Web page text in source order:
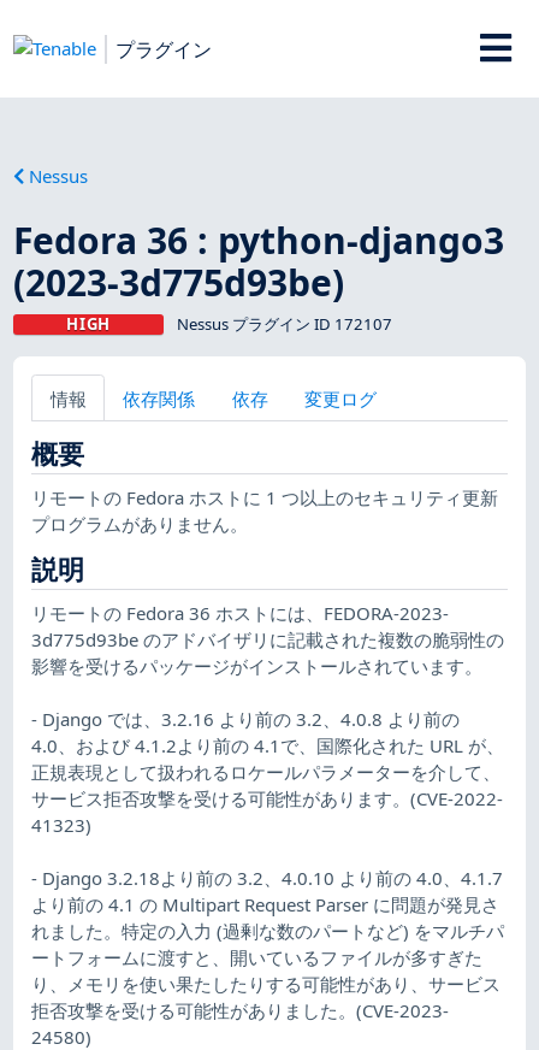
プラグイン
Nessus
Fedora 36 : python-django3
(2023-3d775d93be)
HIGH Nessus プラグイン ID 172107
情報 依存関係 依存 変更ログ
概要
リモートの Fedora ホストに 1 つ以上のセキュリティ更新
プログラムがありません。
説明
リモートの Fedora 36 ホストには、FEDORA-2023-
3d775d93be のアドバイザリに記載された複数の脆弱性の
影響を受けるパッケージがインストールされています。
- Django では、3.2.16 より前の 3.2、4.0.8 より前の
4.0、および 4.1.2より前の 4.1で、国際化された URL が、
正規表現として扱われるロケールパラメーターを介して、
サービス拒否攻撃を受ける可能性があります。(CVE-2022-
41323)
- Django 3.2.18より前の 3.2、4.0.10 より前の 4.0、4.1.7
より前の 4.1 の Multipart Request Parser に問題が発見さ
れました。特定の入力 (過剰な数のパートなど) をマルチパ
ートフォームに渡すと、開いているファイルが多すぎた
り、メモリを使い果たしたりする可能性があり、サービス
拒否攻撃を受ける可能性がありました。(CVE-2023-
24580)